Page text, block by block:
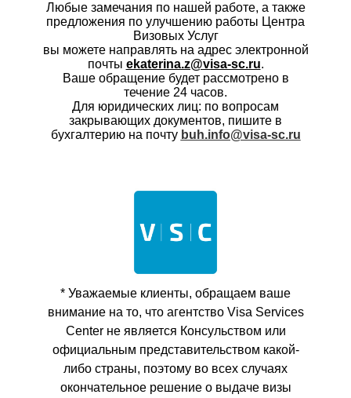
Любые замечания по нашей работе, а также
предложения по улучшению работы Центра
Визовых Услуг
вы можете направлять на адрес электронной
почты ekaterina.z@visa-sc.ru.
Ваше обращение будет рассмотрено в
течение 24 часов.
Для юридических лиц: по вопросам
закрывающих документов, пишите в
бухгалтерию на почту buh.info@visa-sc.ru
* Уважаемые клиенты, обращаем ваше
внимание на то, что агентство Visa Services
Center не является Консульством или
официальным представительством какой-
либо страны, поэтому во всех случаях
окончательное решение о выдаче визы